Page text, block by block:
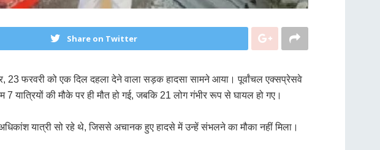
Share on Twitter
23 फरवरी को एक दिल दहला देने वाला सड़क हादसा सामने आया। पूर्वांचल एक्सप्रेसवे
की मौके पर ही मौत हो गई, जबकि 21 लोग गंभीर रूप से घायल हो गए।
यात्री सो रहे थे, जिससे अचानक हुए हादसे में उन्हें संभलने का मौका नहीं मिला।